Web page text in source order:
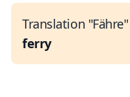
Translation
ferry